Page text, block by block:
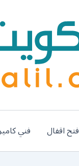
فتح اقفال فني